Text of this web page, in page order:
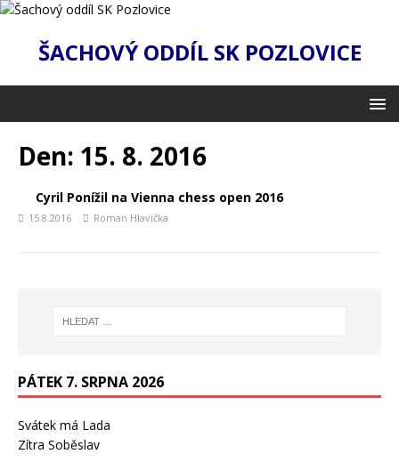
ŠACHOVÝ ODDÍL SK POZLOVICE
Den: 15. 8. 2016
Cyril Ponížil na Vienna chess open 2016
15.8.2016 Roman Hlavička
PÁTEK 7. SRPNA 2026
Svátek má Lada
Zítra Soběslav